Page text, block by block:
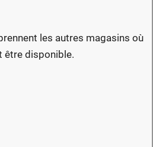
les autres magasins où
être disponible.